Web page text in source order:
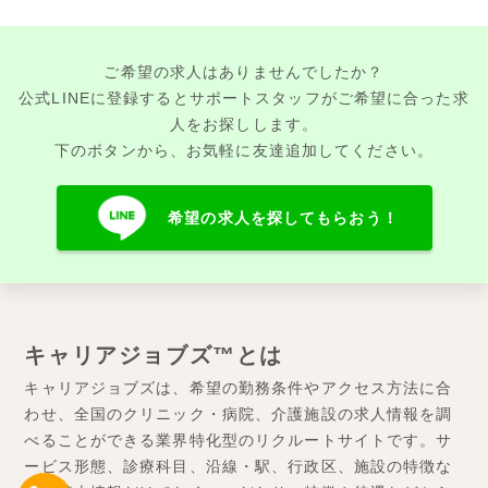
ご希望の求人はありませんでしたか？
公式LINEに登録するとサポートスタッフがご希望に合った求
人をお探しします。
下のボタンから、お気軽に友達追加してください。
希望の求人を探してもらおう！
キャリアジョブズ™とは
キャリアジョブズは、希望の勤務条件やアクセス方法に合
わせ、全国のクリニック・病院、介護施設の求人情報を調
べることができる業界特化型のリクルートサイトです。サ
ービス形態、診療科目、沿線・駅、行政区、施設の特徴な